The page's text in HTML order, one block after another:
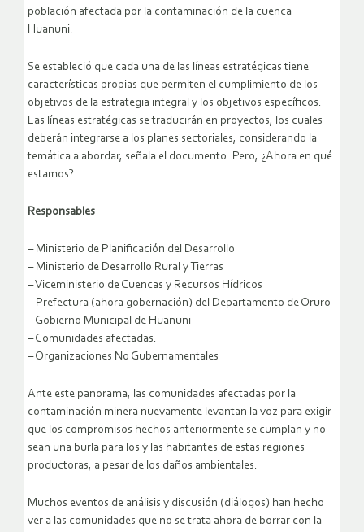
población afectada por la contaminación de la cuenca
Huanuni.
Se estableció que cada una de las líneas estratégicas tiene
características propias que permiten el cumplimiento de los
objetivos de la estrategia integral y los objetivos específicos.
Las líneas estratégicas se traducirán en proyectos, los cuales
deberán integrarse a los planes sectoriales, considerando la
temática a abordar, señala el documento. Pero, ¿Ahora en qué
estamos?
Responsables
– Ministerio de Planificación del Desarrollo
– Ministerio de Desarrollo Rural y Tierras
– Viceministerio de Cuencas y Recursos Hídricos
– Prefectura (ahora gobernación) del Departamento de Oruro
– Gobierno Municipal de Huanuni
– Comunidades afectadas.
– Organizaciones No Gubernamentales
Ante este panorama, las comunidades afectadas por la
contaminación minera nuevamente levantan la voz para exigir
que los compromisos hechos anteriormente se cumplan y no
sean una burla para los y las habitantes de estas regiones
productoras, a pesar de los daños ambientales.
Muchos eventos de análisis y discusión (diálogos) han hecho
ver a las comunidades que no se trata ahora de borrar con la